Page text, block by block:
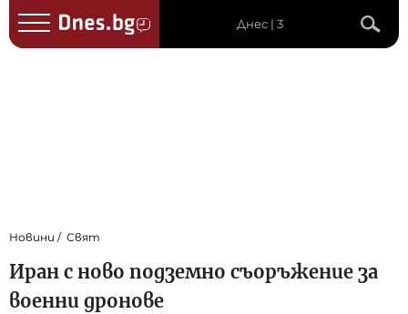
Днес | 3
Новини Свят
Иран с ново подземно съоръжение за
военни дронове